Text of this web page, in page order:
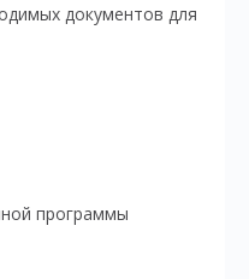
документов для
программы